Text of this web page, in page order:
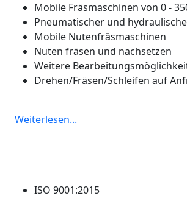
Mobile Fräsmaschinen von 0 -
Pneumatischer und
Mobile Nutenfräsmaschinen
Nuten fräsen und nachsetzen
Weitere
Drehen/Fräsen/Schleifen auf
Weiterlesen...
ISO 9001:2015